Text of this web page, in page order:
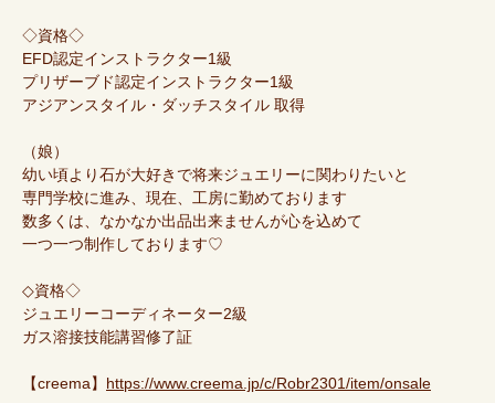
◇資格◇
EFD認定インストラクター1級
プリザーブド認定インストラクター1級
アジアンスタイル・ダッチスタイル 取得
（娘）
幼い頃より石が大好きで将来ジュエリーに関わりたいと
専門学校に進み、現在、工房に勤めております
数多くは、なかなか出品出来ませんが心を込めて
一つ一つ制作しております♡
◇資格◇
ジュエリーコーディネーター2級
ガス溶接技能講習修了証
【creema】 https://www.creema.jp/c/Robr2301/item/onsale